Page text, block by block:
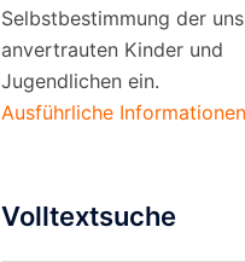
Selbstbestimmung der uns
anvertrauten Kinder und
Jugendlichen ein.
Ausführliche
Volltextsuche